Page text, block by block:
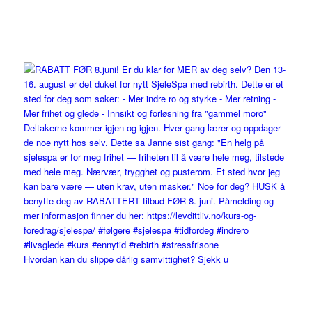
Hvordan kan du slippe dårlig samvittighet? Sjekk u